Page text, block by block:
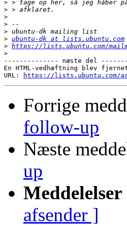
>
>
>
>
>
> ubuntu-dk at lists.ubuntu.com
> https://lists.ubuntu.com/
>
-------------- næste del
En HTML-vedhæftning blev
URL:
https://lists.ubuntu.com/
Forrige
follow-up
Næste
up
afsender ]